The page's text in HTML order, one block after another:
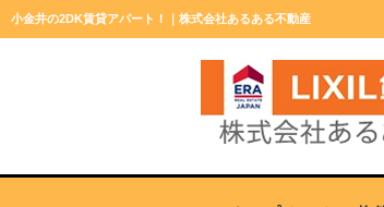
小金井の2DK賃貸アパート！｜株式会社あるある不動産